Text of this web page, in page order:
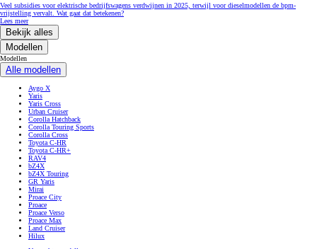
Veel subsidies voor elektrische bedrijfswagens verdwijnen in 2025, terwijl voor dieselmodellen de bpm-
vrijstelling vervalt. Wat gaat dat betekenen?
Lees meer
Bekijk alles
Modellen
Modellen
Alle modellen
Aygo X
Yaris
Yaris Cross
Urban Cruiser
Corolla Hatchback
Corolla Touring Sports
Corolla Cross
Toyota C-HR
Toyota C-HR+
RAV4
bZ4X
bZ4X Touring
GR Yaris
Mirai
Proace City
Proace
Proace Verso
Proace Max
Land Cruiser
Hilux